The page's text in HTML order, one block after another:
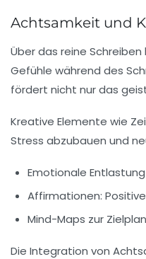
Achtsamkeit und
Über das reine
Gefühle während des
fördert nicht nur das
Kreative Elemente wie
Stress abzubauen und
Emotionale
Affirmationen:
Mind-Maps zur
Die Integration von